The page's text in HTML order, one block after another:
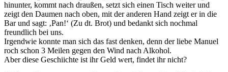
hinunter, kommt nach draußen, setzt sich einen Tisch weiter und
zeigt den Daumen nach oben, mit der anderen Hand zeigt er in die
Bar und sagt: ‚Pan!‘ (Zu dt. Brot) und bedankt sich nochmal
freundlich bei uns.
Irgendwie konnte man sich das fast denken, denn der liebe Manuel
roch schon 3 Meilen gegen den Wind nach Alkohol.
Aber diese Geschiichte ist ihr Geld wert, findet ihr nicht?